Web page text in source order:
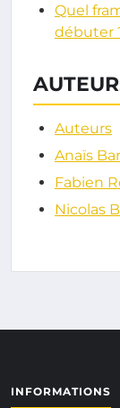
Quel
débuter
Auteurs
Anaïs
Fabien
Nicolas
INFORMATIONS